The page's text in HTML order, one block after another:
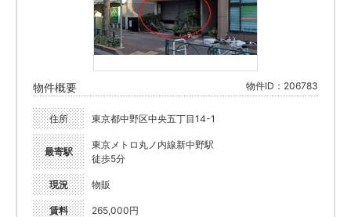
物件概要 物件ID：206783
住所 東京都中野区中央五丁目14-1
最寄駅
東京メトロ丸ノ内線新中野駅
徒歩5分
現況 物販
賃料 265,000円